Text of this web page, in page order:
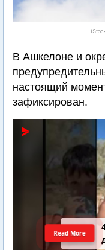
В Ашкелоне и
настоящий
зафиксирован.
Read More